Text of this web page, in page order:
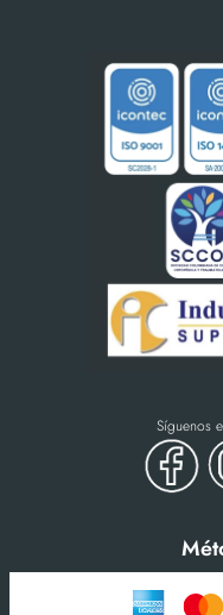
Síguenos